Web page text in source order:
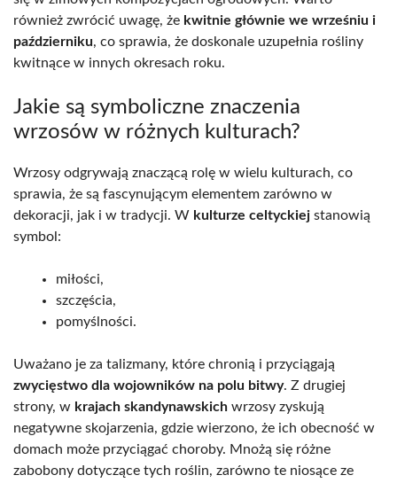
również zwrócić uwagę, że kwitnie głównie we wrześniu i
październiku, co sprawia, że doskonale uzupełnia rośliny
kwitnące w innych okresach roku.
Jakie są symboliczne znaczenia
wrzosów w różnych kulturach?
Wrzosy odgrywają znaczącą rolę w wielu kulturach, co
sprawia, że są fascynującym elementem zarówno w
dekoracji, jak i w tradycji. W kulturze celtyckiej stanowią
symbol:
miłości,
szczęścia,
pomyślności.
Uważano je za talizmany, które chronią i przyciągają
zwycięstwo dla wojowników na polu bitwy. Z drugiej
strony, w krajach skandynawskich wrzosy zyskują
negatywne skojarzenia, gdzie wierzono, że ich obecność w
domach może przyciągać choroby. Mnożą się różne
zabobony dotyczące tych roślin, zarówno te niosące ze